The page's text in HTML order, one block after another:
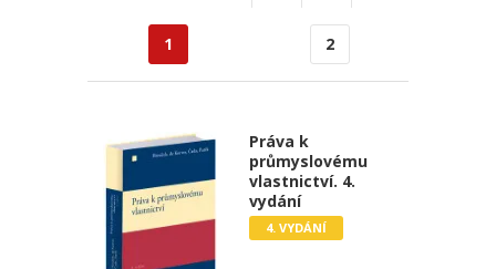
1 2
Práva k
průmyslovému
vlastnictví. 4.
vydání
4. VYDÁNÍ